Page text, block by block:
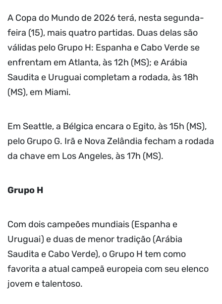
A Copa do Mundo de 2026 terá, nesta segunda-
feira (15), mais quatro partidas. Duas delas são
válidas pelo Grupo H: Espanha e Cabo Verde se
enfrentam em Atlanta, às 12h (MS); e Arábia
Saudita e Uruguai completam a rodada, às 18h
(MS), em Miami.
Em Seattle, a Bélgica encara o Egito, às 15h (MS),
pelo Grupo G. Irã e Nova Zelândia fecham a rodada
da chave em Los Angeles, às 17h (MS).
Grupo H
Com dois campeões mundiais (Espanha e
Uruguai) e duas de menor tradição (Arábia
Saudita e Cabo Verde), o Grupo H tem como
favorita a atual campeã europeia com seu elenco
jovem e talentoso.